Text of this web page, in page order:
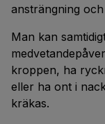
ansträngning
Man kan
kroppen, ha
eller ha ont i
kräkas.